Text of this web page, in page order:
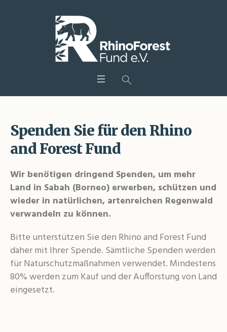
Spenden Sie für den Rhino
and Forest Fund
Wir benötigen dringend Spenden, um mehr
Land in Sabah (Borneo) erwerben, schützen und
wieder in natürlichen, artenreichen Regenwald
verwandeln zu können.
Bitte unterstützen Sie den Rhino and Forest Fund
daher mit Ihrer Spende. Sämtliche Spenden werden
für Naturschutzmaßnahmen verwendet. Mindestens
80% werden zum Kauf und der Aufforstung von Land
eingesetzt.